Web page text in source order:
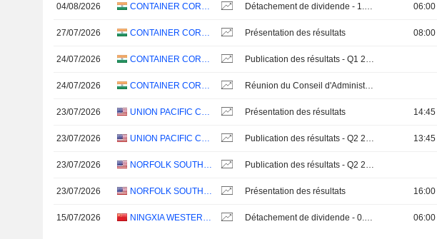
04/08/2026 06:00
27/07/2026 Présentation des résultats 08:00
24/07/2026
24/07/2026
23/07/2026 Présentation des résultats 14:45
23/07/2026 13:45
23/07/2026
23/07/2026 Présentation des résultats 16:00
15/07/2026 06:00